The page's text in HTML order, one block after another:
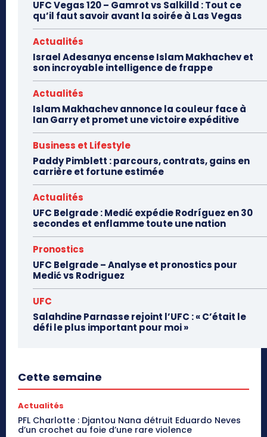
UFC Vegas 120 – Gamrot vs Salkilld : Tout ce
qu’il faut savoir avant la soirée à Las Vegas
Actualités
Israel Adesanya encense Islam Makhachev et
son incroyable intelligence de frappe
Actualités
Islam Makhachev annonce la couleur face à
Ian Garry et promet une victoire expéditive
Business et Lifestyle
Paddy Pimblett : parcours, contrats, gains en
carrière et fortune estimée
Actualités
UFC Belgrade : Medić expédie Rodríguez en 30
secondes et enflamme toute une nation
Pronostics
UFC Belgrade – Analyse et pronostics pour
Medić vs Rodriguez
UFC
Salahdine Parnasse rejoint l’UFC : « C’était le
défi le plus important pour moi »
Cette semaine
Actualités
PFL Charlotte : Djantou Nana détruit Eduardo Neves
d’un crochet au foie d’une rare violence